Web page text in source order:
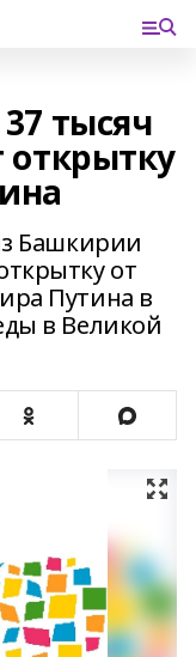
тысяч
открытку
Башкирии
от
Путина в
в Великой